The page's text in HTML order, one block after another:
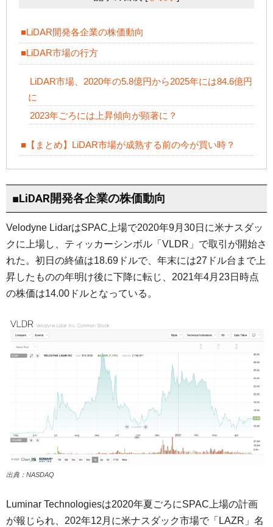
■LiDAR開発各企業の株価動向
■LiDAR市場の行方
LiDAR市場、2020年の5.8億円から2025年には84.6億円
に
2023年ごろには上昇傾向が顕著に？
■【まとめ】LiDAR市場が成熟する前の今が買い時？
■LiDAR開発各企業の株価動向
Velodyne LidarはSPAC上場で2020年9月30日に米ナスダッ
クに上場し、ティッカーシンボル「VLDR」で取引が開始さ
れた。初日の終値は18.69ドルで、年末には27ドル台まで上
昇したものの年明け後に下降に転じ、2021年4月23日時点
の株価は14.00ドルとなっている。
出典：NASDAQ
Luminar Technologiesは2020年夏ごろにSPAC上場の計画
が報じられ、202年12月に米ナスダック市場で「LAZR」名